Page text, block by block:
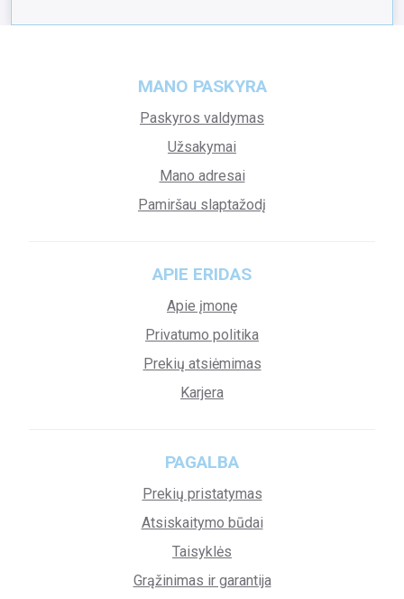
MANO PASKYRA
Paskyros valdymas
Užsakymai
Mano adresai
Pamiršau slaptažodį
APIE ERIDAS
Apie įmonę
Privatumo politika
Prekių atsiėmimas
Karjera
PAGALBA
Prekių pristatymas
Atsiskaitymo būdai
Taisyklės
Grąžinimas ir garantija